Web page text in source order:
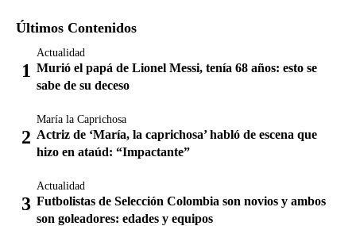
Últimos Contenidos
Actualidad
Murió el papá de Lionel Messi, tenía 68 años: esto se
sabe de su deceso
María la Caprichosa
Actriz de ‘María, la caprichosa’ habló de escena que
hizo en ataúd: “Impactante”
Actualidad
Futbolistas de Selección Colombia son novios y ambos
son goleadores: edades y equipos